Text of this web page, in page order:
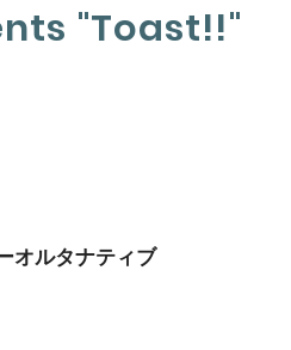
"Toast!!"
オルタナティブ